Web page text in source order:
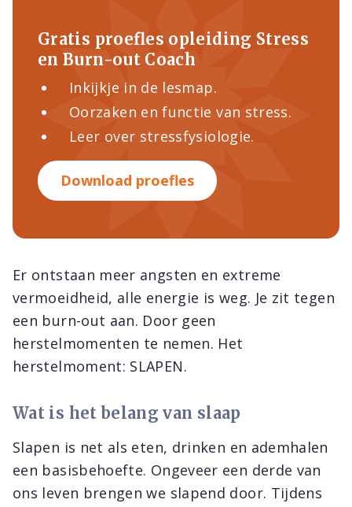
Gratis proefles opleiding Stress
en Burn-out Coach
Inkijkje in de lesmap.
Oorzaken en functie van stress.
Leer over stressfysiologie.
Download proefles
Er ontstaan meer angsten en extreme
vermoeidheid, alle energie is weg. Je zit tegen
een burn-out aan. Door geen
herstelmomenten te nemen. Het
herstelmoment: SLAPEN.
Wat is het belang van slaap
Slapen is net als eten, drinken en ademhalen
een basisbehoefte. Ongeveer een derde van
ons leven brengen we slapend door. Tijdens